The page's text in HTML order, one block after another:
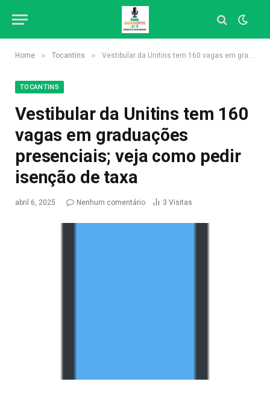
Home » Tocantins » Vestibular da Unitins tem 160 vagas em graduações presenciais; veja como pedir isenção de taxa
TOCANTINS
Vestibular da Unitins tem 160
vagas em graduações
presenciais; veja como pedir
isenção de taxa
abril 6, 2025 Nenhum comentário 3 Visitas